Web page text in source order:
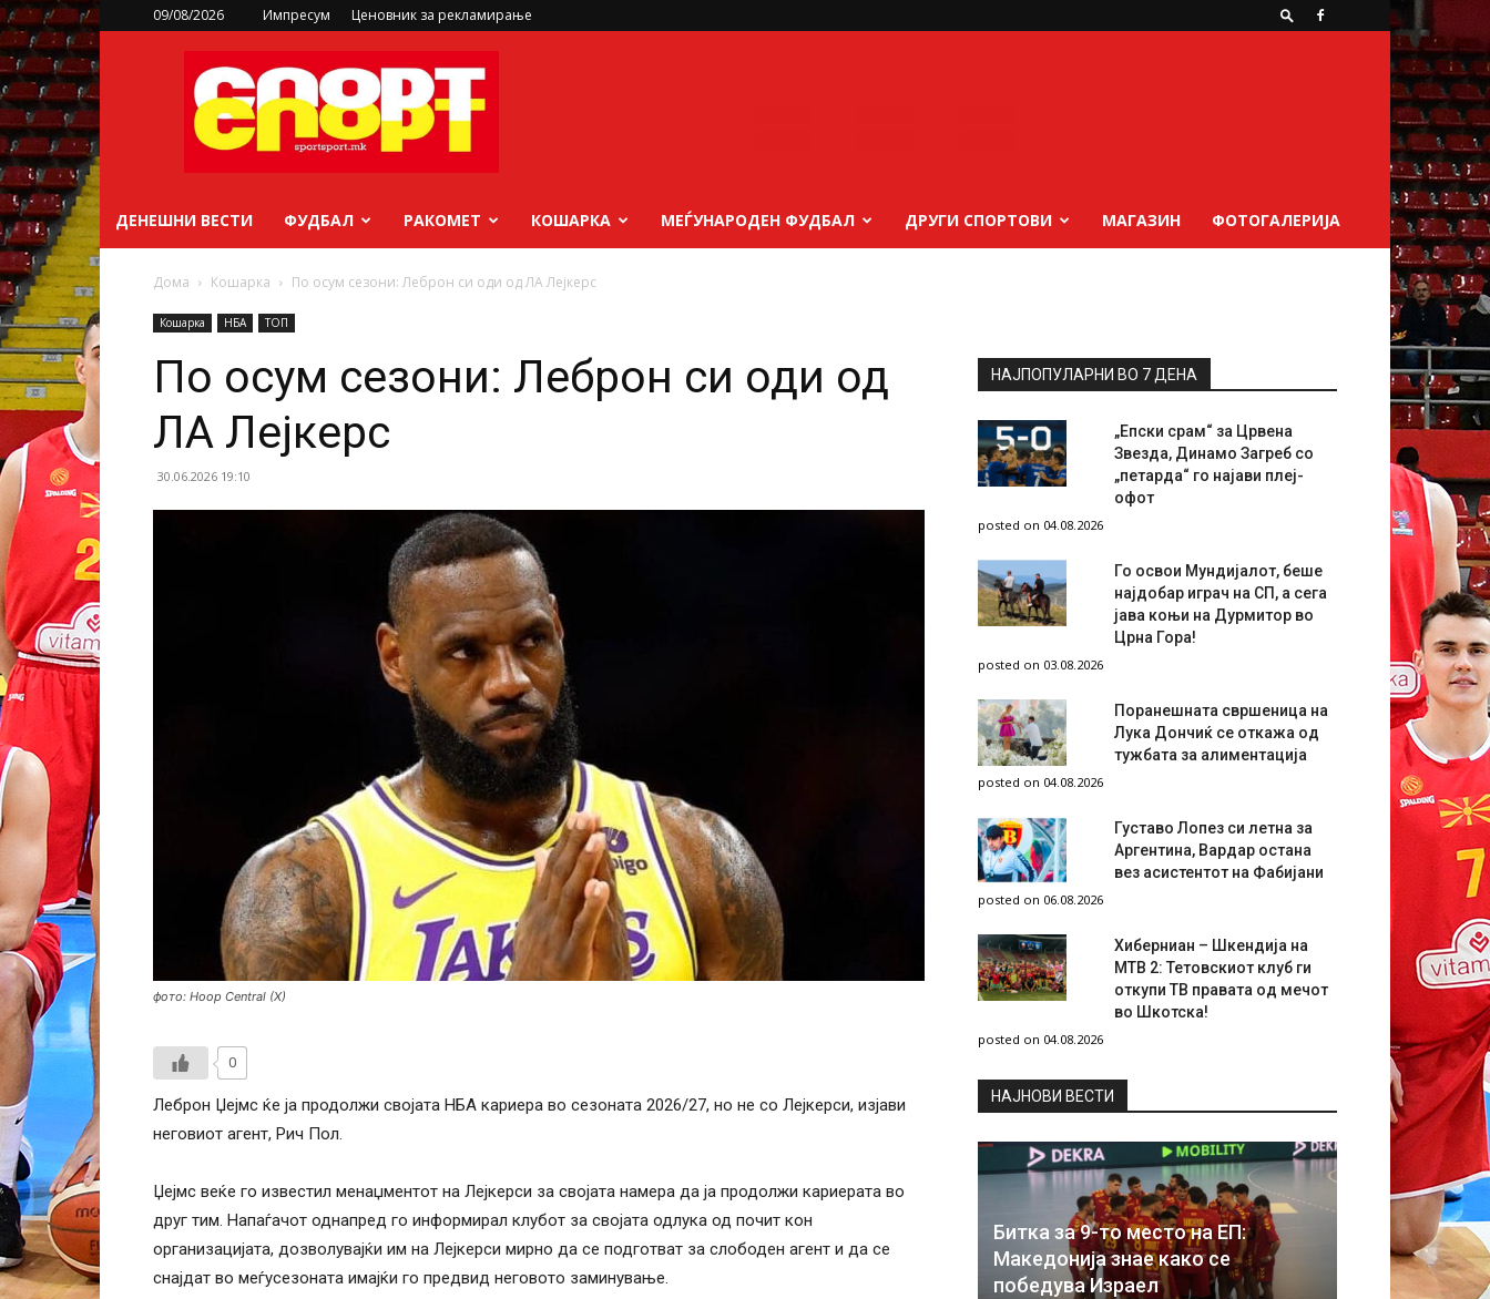
09/08/2026 Импресум Ценовник за рекламирање
sportsport.mk
ДЕНЕШНИ ВЕСТИ ФУДБАЛ РАКОМЕТ КОШАРКА МЕЃУНАРОДЕН ФУДБАЛ ДРУГИ СПОРТОВИ МАГАЗИН ФОТОГАЛЕРИЈА
Дома Кошарка По осум сезони: Леброн си оди од ЛА Лејкерс
Кошарка НБА ТОП
По осум сезони: Леброн си оди од
ЛА Лејкерс
30.06.2026 19:10
фото: Hoop Central (X)
0
Леброн Џејмс ќе ја продолжи својата НБА кариера во сезоната 2026/27, но не со Лејкерси, изјави
неговиот агент, Рич Пол.
Џејмс веќе го известил менаџментот на Лејкерси за својата намера да ја продолжи кариерата во
друг тим. Напаѓачот однапред го информирал клубот за својата одлука од почит кон
организацијата, дозволувајќи им на Лејкерси мирно да се подготват за слободен агент и да се
снајдат во меѓусезоната имајќи го предвид неговото заминување.
НАЈПОПУЛАРНИ ВО 7 ДЕНА
„Епски срам“ за Црвена
Звезда, Динамо Загреб со
„петарда“ го најави плеј-
офот
posted on 04.08.2026
Го освои Мундијалот, беше
најдобар играч на СП, а сега
јава коњи на Дурмитор во
Црна Гора!
posted on 03.08.2026
Поранешната свршеница на
Лука Дончиќ се откажа од
тужбата за алиментација
posted on 04.08.2026
Густаво Лопез си летна за
Аргентина, Вардар остана
вез асистентот на Фабијани
posted on 06.08.2026
Хиберниан – Шкендија на
МТВ 2: Тетовскиот клуб ги
откупи ТВ правата од мечот
во Шкотска!
posted on 04.08.2026
НAЈНОВИ ВЕСТИ
Битка за 9-то место на ЕП:
Македонија знае како се
победува Израел